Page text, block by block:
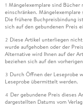
1 Mängelexemplare sind
einschränken.
Die frühere Buchpreisbindung
sich auf den gebundenen Preis
2 Diese Artikel unterliegen
wurde aufgehoben oder der
Alternative wird Ihnen auf der
beziehen sich auf den
3 Durch Öffnen der Leseprobe
Leseprobe übermittelt werden.
4 Der gebundene Preis dieses
dargestellten Datums vom